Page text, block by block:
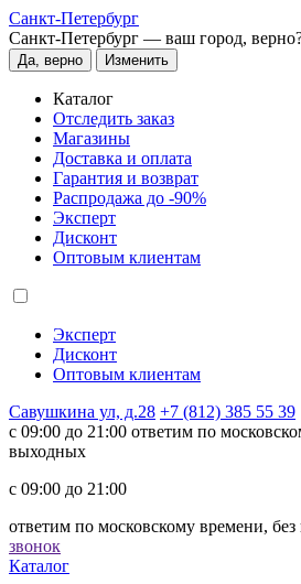
Санкт-Петербург
Санкт-Петербург — ваш город,
Да, верно Изменить
Каталог
Отследить заказ
Магазины
Доставка и оплата
Гарантия и возврат
Распродажа до -90%
Эксперт
Дисконт
Оптовым клиентам
Эксперт
Дисконт
Оптовым клиентам
Савушкина ул, д.28 +7 (812) 385 55 39
c 09:00 до 21:00 ответим по
выходных
c 09:00 до 21:00
ответим по московскому времени,
звонок
Каталог